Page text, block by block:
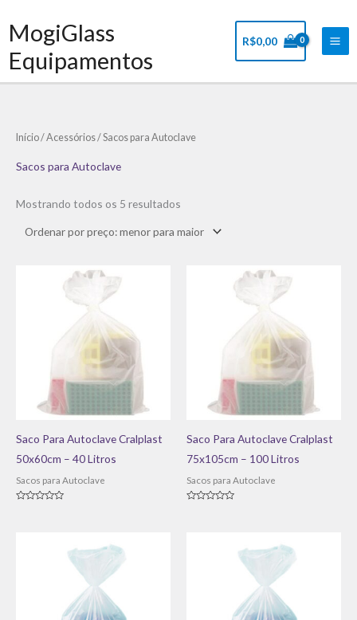
para
conteúdo
MogiGlass
Equipamentos
R$0,00
Início/Acessórios/ Sacos para Autoclave
Sacos para Autoclave
Mostrando todos os 5 resultados
Classificado
por
Saco Para Autoclave Cralplast
50x60cm – 40 Litros
Sacos para Autoclave
Saco Para Autoclave Cralplast
75x105cm – 100 Litros
Sacos para Autoclave